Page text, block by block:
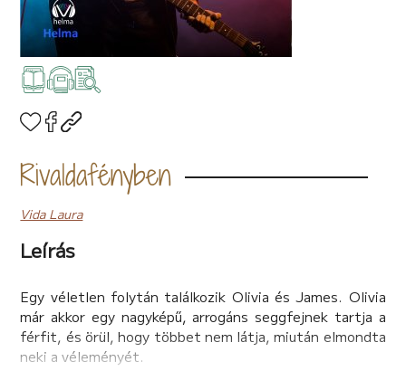
Rivaldafényben
Vida Laura
Leírás
Egy véletlen folytán találkozik Olivia és James. Olivia
már akkor egy nagyképű, arrogáns seggfejnek tartja a
férfit, és örül, hogy többet nem látja, miután elmondta
neki a véleményét.